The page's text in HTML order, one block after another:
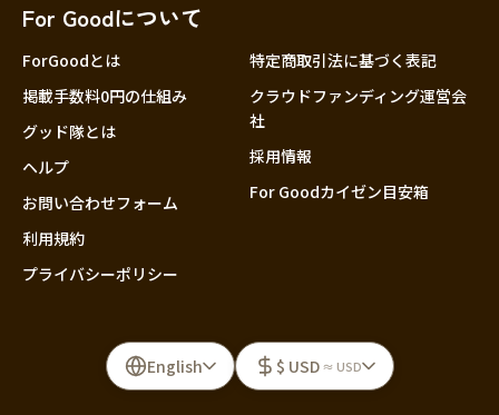
For Goodについて
ForGoodとは
掲載手数料0円の仕組み
グッド隊とは
ヘルプ
お問い合わせフォーム
利用規約
プライバシーポリシー
特定商取引法に基づく表記
クラウドファンディング運営会
社
採用情報
For Goodカイゼン目安箱
English $ USD ≈ USD